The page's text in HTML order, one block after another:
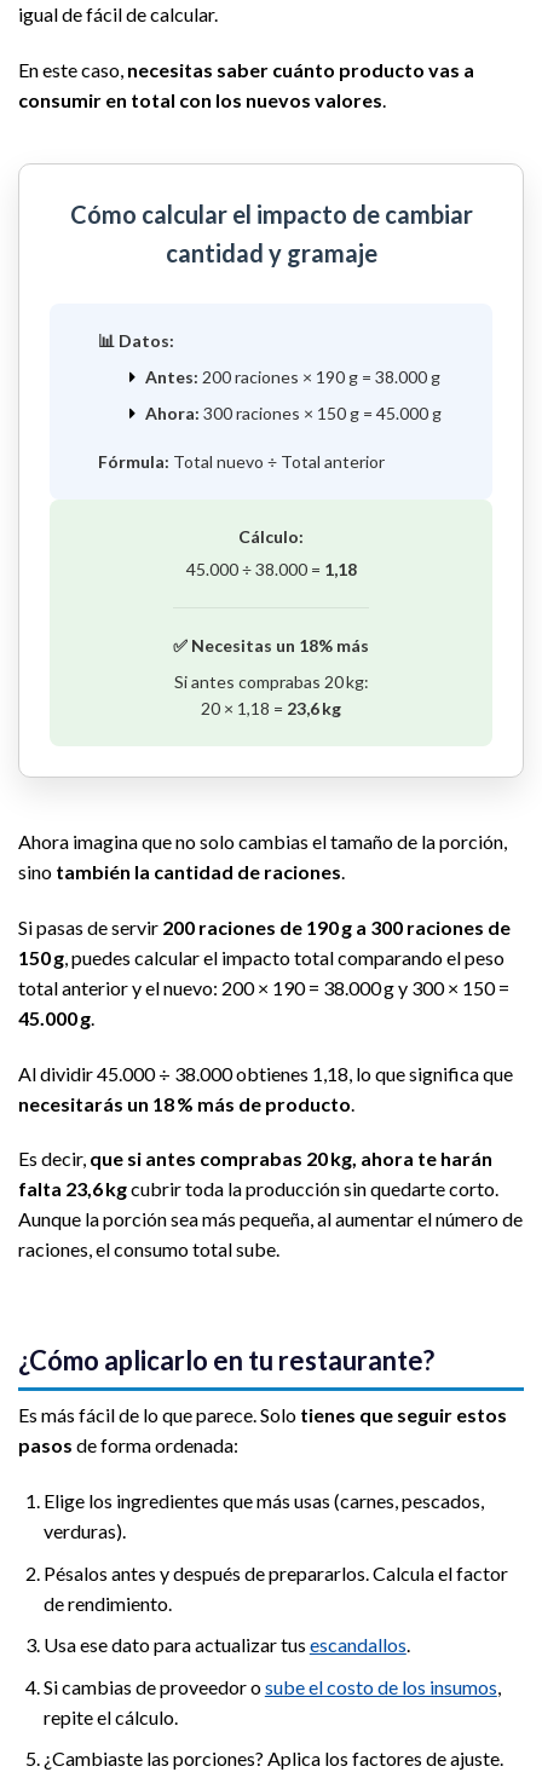
igual de fácil de calcular.
En este caso, necesitas saber cuánto producto vas a
consumir en total con los nuevos valores
Cómo calcular el impacto de cambiar
cantidad y gramaje
📊 Datos:
Antes: 200 raciones × 190 g = 38.000 g
Ahora: 300 raciones × 150 g = 45.000 g
Fórmula: Total nuevo ÷ Total anterior
Cálculo:
45.000 ÷ 38.000 = 1,18
✅ Necesitas un 18% más
Si antes comprabas 20 kg:
20 × 1,18 = 23,6 kg
Ahora imagina que no solo cambias el tamaño de la porción,
sino también la cantidad de raciones.
Si pasas de servir 200 raciones de 190 g a 300 raciones de
150 g, puedes calcular el impacto total comparando el peso
total anterior y el nuevo: 200 × 190 = 38.000 g y 300 × 150 =
45.000 g.
Al dividir 45.000 ÷ 38.000 obtienes 1,18, lo que significa que
necesitarás un 18 % más de producto
Es decir, que si antes comprabas 20 kg, ahora te harán
falta 23,6 kgcubrir toda la producción sin quedarte corto.
Aunque la porción sea más pequeña, al aumentar el número de
raciones, el consumo total sube.
¿Cómo aplicarlo en tu restaurante?
Es más fácil de lo que parece. Solo tienes que seguir estos
pasos de forma ordenada:
Elige los ingredientes que más usas (carnes, pescados,
verduras).
Pésalos antes y después de prepararlos. Calcula el factor
de rendimiento.
Usa ese dato para actualizar tus escandallos.
Si cambias de proveedor osube el costo de los insumos,
repite el cálculo.
¿Cambiaste las porciones? Aplica los factores de ajuste.